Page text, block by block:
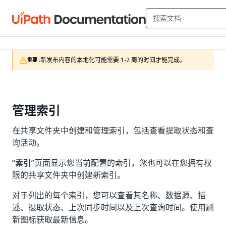
重要 :新发布内容的本地化可能需要 1-2 周的时间才能完成。
管理索引
在共享文件夹中创建和管理索引，包括查看提取状态和查
询活动。
“索引”页面显示您当前配置的索引，您也可以在您拥有权
限的共享文件夹中创建新索引。
对于列出的每个索引，您可以查看其名称、数据源、描
述、摄取状态、上次同步时间以及上次查询时间。使用刷
新图标获取最新信息。